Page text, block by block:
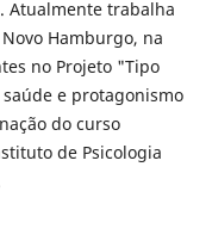
Atualmente trabalha
Hamburgo, na
no Projeto "Tipo
e protagonismo
do curso
de Psicologia